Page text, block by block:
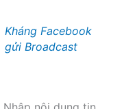
Kháng Facebook
gửi Broadcast